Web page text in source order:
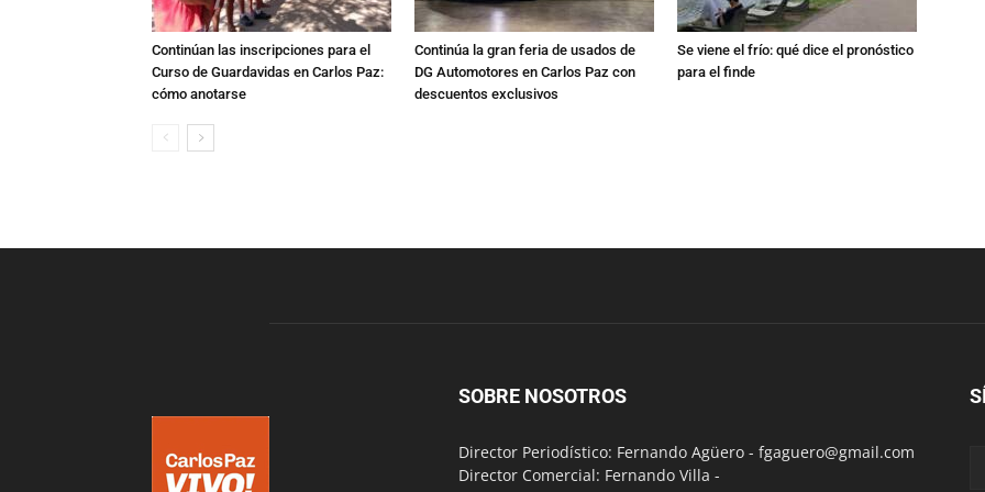
Continúan las inscripciones para el
Curso de Guardavidas en Carlos Paz:
cómo anotarse
Continúa la gran feria de usados de
DG Automotores en Carlos Paz con
descuentos exclusivos
Se viene el frío: qué dice el pronóstico
para el finde
SOBRE NOSOTROS
Director Periodístico: Fernando Agüero - fgaguero@gmail.com
Director Comercial: Fernando Villa -